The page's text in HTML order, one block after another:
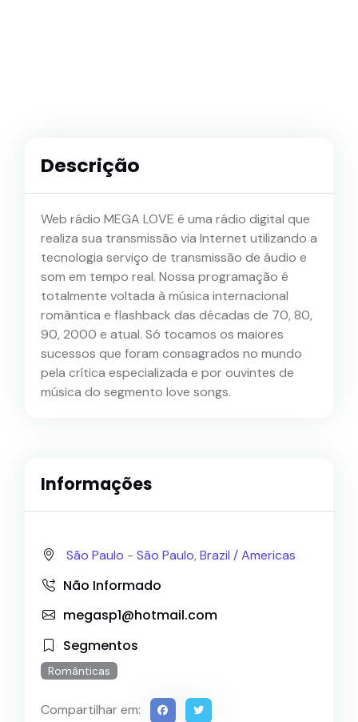
Descrição
Web rádio MEGA LOVE é uma rádio digital que
realiza sua transmissão via Internet utilizando a
tecnologia serviço de transmissão de áudio e
som em tempo real. Nossa programação é
totalmente voltada à música internacional
romântica e flashback das décadas de 70, 80,
90, 2000 e atual. Só tocamos os maiores
sucessos que foram consagrados no mundo
pela crítica especializada e por ouvintes de
música do segmento love songs.
Informações
São Paulo - São Paulo, Brazil /Americas
Não Informado
megasp1@hotmail.com
Segmentos
Românticas
Compartilhar em: